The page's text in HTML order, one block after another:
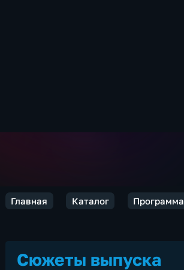
Главная Каталог Программа
Сюжеты выпуска